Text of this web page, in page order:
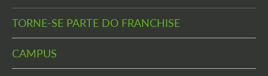
TORNE-SE PARTE DO FRANCHISE
CAMPUS